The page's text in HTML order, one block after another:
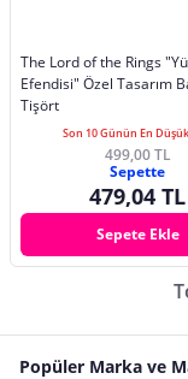
The Lord of the Rings
Efendisi" Özel Tasarım
Tişört
Son 10 Günün En
499,00 TL
Sepette
479,04 TL
Sepete Ekle
Popüler Marka ve